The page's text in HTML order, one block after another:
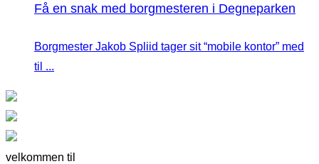
Få en snak med borgmesteren i Degneparken
Borgmester Jakob Spliid tager sit “mobile kontor” med
til ...
velkommen til